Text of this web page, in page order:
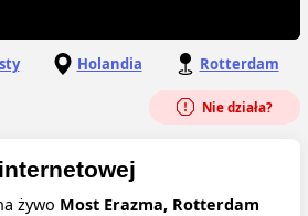
Holandia Rotterdam
Nie działa?
żywo Most Erazma, Rotterdam